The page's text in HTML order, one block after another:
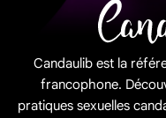
Candaulib est la
francophone.
pratiques sexuelles